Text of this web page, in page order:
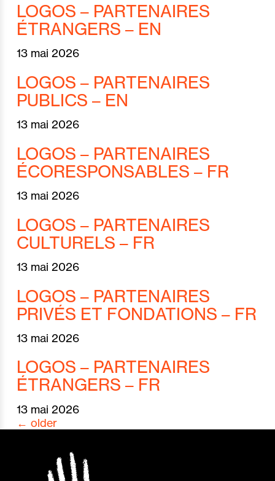
LOGOS – PARTENAIRES
ÉTRANGERS – EN
13 mai 2026
LOGOS – PARTENAIRES
PUBLICS – EN
13 mai 2026
LOGOS – PARTENAIRES
ÉCORESPONSABLES – FR
13 mai 2026
LOGOS – PARTENAIRES
CULTURELS – FR
13 mai 2026
LOGOS – PARTENAIRES
PRIVÉS ET FONDATIONS – FR
13 mai 2026
LOGOS – PARTENAIRES
ÉTRANGERS – FR
13 mai 2026
← older